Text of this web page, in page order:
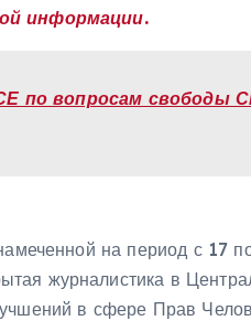
информации.
по вопросам свободы
на период с 17
журналистика в
в сфере Прав